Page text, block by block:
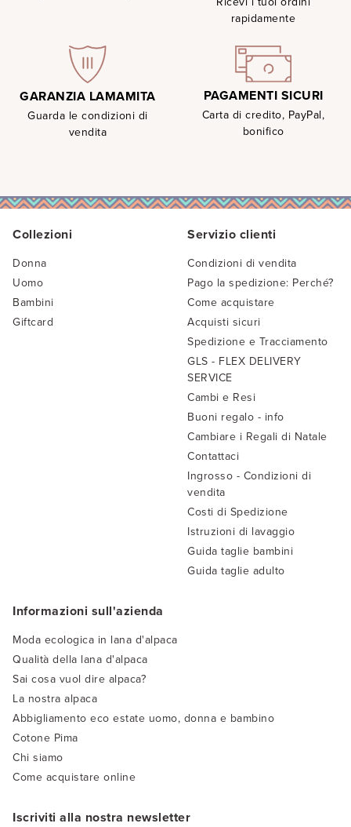
rapidamente
GARANZIA LAMAMITA
Guarda le condizioni di
vendita
PAGAMENTI SICURI
Carta di credito, PayPal,
bonifico
Collezioni
Donna
Uomo
Bambini
Giftcard
Informazioni sull'azienda
Moda ecologica in lana d'alpaca
Qualità della lana d'alpaca
Sai cosa vuol dire alpaca?
La nostra alpaca
Abbigliamento eco estate uomo, donna e bambino
Cotone Pima
Chi siamo
Come acquistare online
Servizio clienti
Condizioni di vendita
Pago la spedizione: Perché?
Come acquistare
Acquisti sicuri
Spedizione e Tracciamento
GLS - FLEX DELIVERY
SERVICE
Cambi e Resi
Buoni regalo - info
Cambiare i Regali di Natale
Contattaci
Ingrosso - Condizioni di
vendita
Costi di Spedizione
Istruzioni di lavaggio
Guida taglie bambini
Guida taglie adulto
Iscriviti alla nostra newsletter